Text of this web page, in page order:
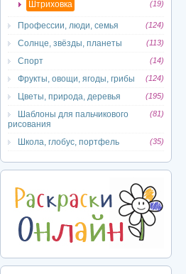
Штриховка (19)
Профессии, люди, семья (124)
Солнце, звёзды, планеты (113)
Спорт (14)
Фрукты, овощи, ягоды, грибы (124)
Цветы, природа, деревья (195)
Шаблоны для пальчикового
рисования
(81)
Школа, глобус, портфель (35)